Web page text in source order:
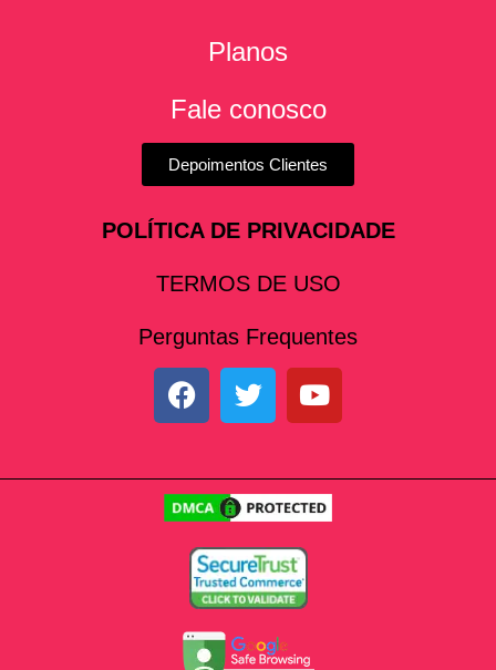
Planos
Fale conosco
Depoimentos Clientes
POLÍTICA DE PRIVACIDADE
TERMOS DE USO
Perguntas Frequentes